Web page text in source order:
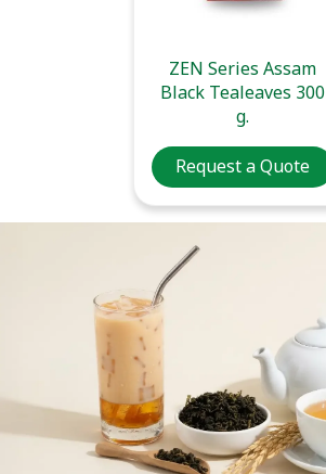
ZEN Series Assam
Black Tealeaves 300
g.
Request a Quote